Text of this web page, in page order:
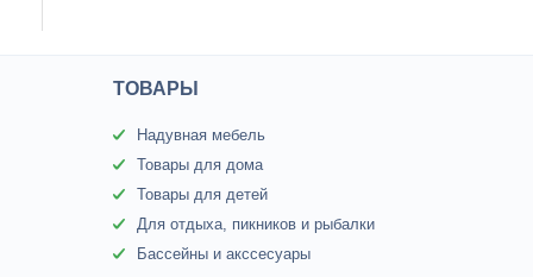
ТОВАРЫ
Надувная мебель
Товары для дома
Товары для детей
Для отдыха, пикников и рыбалки
Бассейны и акссесуары